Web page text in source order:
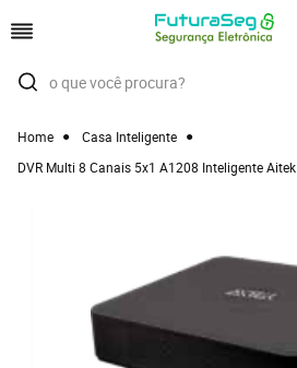
Home
Casa Inteligente
DVR Multi 8 Canais 5x1 A1208 Inteligente Aitek